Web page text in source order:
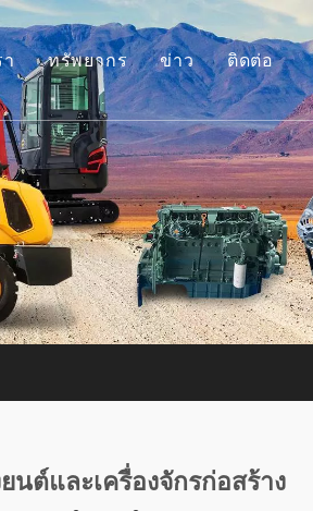
า
วของเรา
ปรียบของเรา
ทรัพยากร
คำแนะนำ
คำถามที่พบบ่อย
วิดีโอ
ข่าว ติดต่อ
ต์และเครื่องจักรก่อสร้าง